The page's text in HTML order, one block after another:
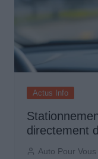
Actus Info
directement
Auto Pour Vous